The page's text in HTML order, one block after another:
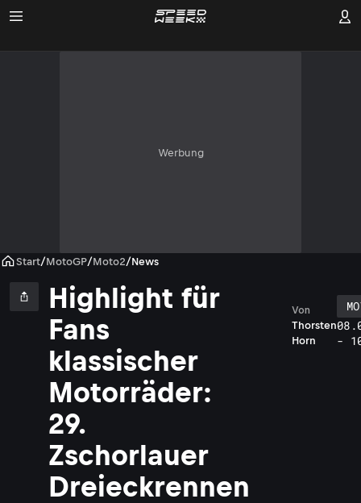
Werbung
Start/MotoGP/Moto2/News
Highlight für
Fans
klassischer
Motorräder:
29.
Zschorlauer
Dreieckrennen
Thorsten
Horn
Von
-